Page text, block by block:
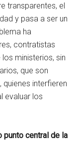
transparentes, el
y pasa a ser un
ha
contratistas
ministerios, sin
que son
interfieren
evaluar los
central de la